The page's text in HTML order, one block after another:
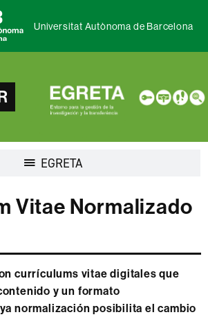
Universitat Autònoma de Barcelona
EGRETA
Vitae Normalizado
currículums vitae digitales que
y un formato
normalización posibilita el cambio